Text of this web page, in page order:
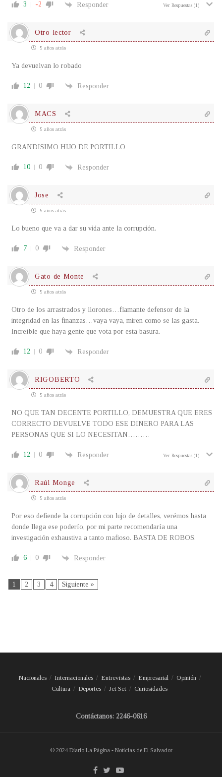
3 -2 Responder Ver Respuestas (1)
Otro lector
5 años atrás
Ya devuelvan lo robado
12 0 Responder
MACS
5 años atrás
GRANDISIMO HIJO DE PORTILLO
10 0 Responder
Jose
5 años atrás
Lo bueno que va a dar su vida ante la corrupción.
7 0 Responder
Gato de Monte
5 años atrás
Otro de los arrastrados y llorones…flamante defensor de la
integridad en las finanzas…vaya vaya, miren como se las gasta.
Increíble que haya gente que vota por esta basura.
12 0 Responder
RIGOBERTO
5 años atrás
NO QUE TAN DECENTE PORTILLO, DEMUESTRA QUE ERES
CORRECTO DEVUELVE TODO ESE DINERO PARA LAS
PERSONAS QUE SI LO NECESITAN………
12 0 Responder Ver Respuestas (1)
Raúl Monge
5 años atrás
Por eso defiende la corrupción con lujo de detalles, verémos hasta
donde llega ese poderío, por mi parte recomendaría una
investigación exhaustiva a tanto mafioso. BASTA DE ROBOS.
6 0 Responder
1 2 3 4 Siguiente »
Nacionales Internacionales Entrevistas Empresarial
Opinión
Cultura
Deportes Jet Set Curiosidades
Contáctanos: 2246-0616
© 2024 Diario La Página - Noticias de El Salvador